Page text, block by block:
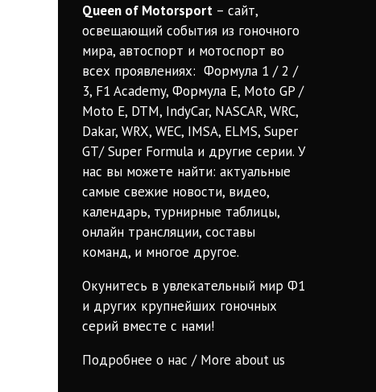
Queen of Motorsport – сайт,
освещающий события из гоночного
мира, автоспорт и мотоспорт во
всех проявлениях: Формула 1 / 2 /
3, F1 Academy, Формула Е, Moto GP /
Moto E, DTM, IndyCar, NASCAR, WRC,
Dakar, WRX, WEC, IMSA, ELMS, Super
GT/ Super Formula и другие серии. У
нас вы можете найти: актуальные
самые свежие новости, видео,
календарь, турнирные таблицы,
онлайн трансляции, составы
команд, и многое другое.
Окунитесь в увлекательный мир Ф1
и других крупнейших гоночных
серий вместе с нами!
Подробнее о нас / More about us